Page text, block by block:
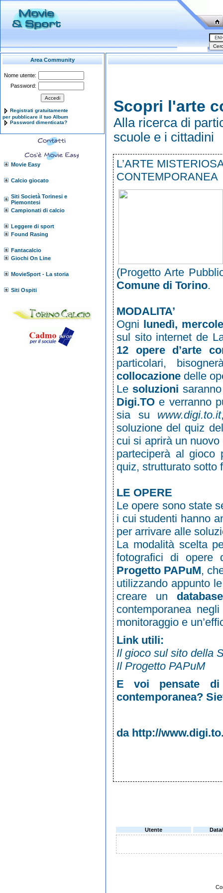
Area Community
Nome utente:
Password:
Registrati gratuitamente
per pubblicare il tuo Album
Password dimenticata?
Movie Easy
Calcio giocato
Siti Società Torinesi e
Piemontesi
Campionati di calcio
Leggere di sport
Found Rasing
Fantacalcio
Giochi On Line
MovieSport - La storia
Siti Ospiti
Scopri l'arte
Alla ricerca di
scuole e i cittadini
L’ARTE
CONTEMPORANEA
(Progetto Arte
Comune di Torino.
MODALITA’
Ogni lunedì,
sul sito internet de
12 opere d’arte
particolari,
collocazione delle
Le soluzioni
Digi.TO e verranno
sia su www.digi.to.it
soluzione del quiz
cui si aprirà un
parteciperà al gioco
quiz, strutturato sotto
LE OPERE
Le opere sono state
i cui studenti hanno
per arrivare alle
La modalità scelta
fotografici di opere
Progetto PAPuM,
utilizzando appunto
creare un
contemporanea
monitoraggio e
Link utili:
Il gioco sul sito della
Il Progetto PAPuM
E voi pensate di
contemporanea?
da http://
Utente